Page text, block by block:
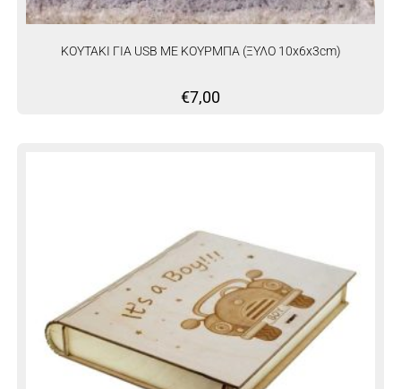
KOYTAKI ΓΙΑ USB ΜΕ ΚΟΥΡΜΠΑ (ΞΥΛΟ 10x6x3cm)
€7,00